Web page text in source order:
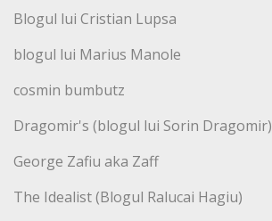
Blogul lui Cristian Lupsa
blogul lui Marius Manole
cosmin bumbutz
Dragomir's (blogul lui Sorin Dragomir)
George Zafiu aka Zaff
The Idealist (Blogul Ralucai Hagiu)